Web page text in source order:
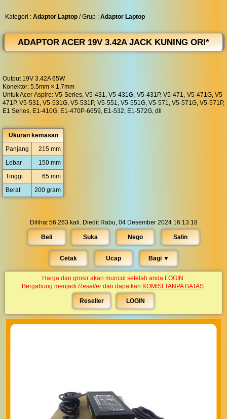
Kategori : Adaptor Laptop / Grup : Adaptor Laptop
ADAPTOR ACER 19V 3.42A JACK KUNING ORI*
Output 19V 3.42A 65W
Konektor: 5.5mm × 1.7mm
Untuk Acer Aspire: V5 Series, V5-431, V5-431G, V5-431P, V5-471, V5-471G, V5-
471P, V5-531, V5-531G, V5-531P, V5-551, V5-551G, V5-571, V5-571G, V5-571P,
E1 Series, E1-410G, E1-470P-6659, E1-532, E1-572G, dll
Ukuran kemasan
Panjang
215 mm
Lebar
150 mm
Tinggi
65 mm
Berat
200 gram
Dilihat 56.263 kali. Diedit Rabu, 04 Desember 2024 16:13:18
Beli Suka Nego Salin
Cetak Ucap Bagi ▼︎
Harga dan grosir akan muncul setelah anda LOGIN.
Bergabung menjadi Resellerdan dapatkan KOMISI TANPA BATAS.
Reseller LOGIN